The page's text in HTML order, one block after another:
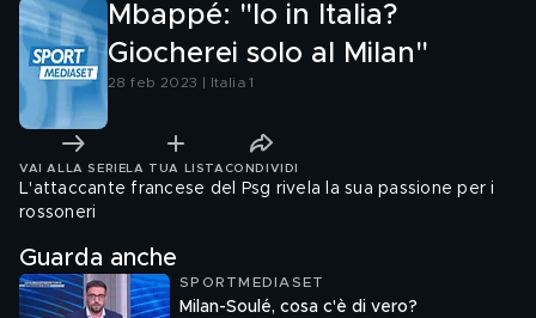
Mbappé: "Io in Italia?
Giocherei solo al Milan"
28 feb 2023 | Italia 1
VAI ALLA SERIE LA TUA LISTA CONDIVIDI
L'attaccante francese del Psg rivela la sua passione per i
rossoneri
Guarda anche
SPORTMEDIASET
Milan-Soulé, cosa c'è di vero?